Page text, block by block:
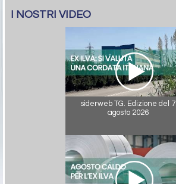
I NOSTRI VIDEO
siderweb TG. Edizione del 7
agosto 2026